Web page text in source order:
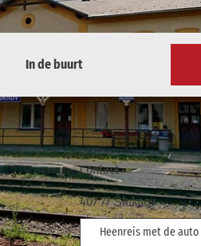
In de buurt
Contact
407 77Šluknov
Heenreis met de auto